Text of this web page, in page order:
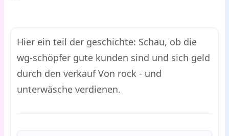
Hier ein teil der geschichte: Schau, ob die
wg-schöpfer gute kunden sind und sich geld
durch den verkauf Von rock - und
unterwäsche verdienen.